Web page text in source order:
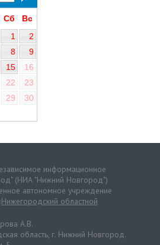
Сб
Вс
1
2
8
9
15
16
22
23
29
30
информационное
(НИА "Нижний Новгород")
автономное учреждение
Нижегородский областной
А.В.
область, г. Нижний Новгород.